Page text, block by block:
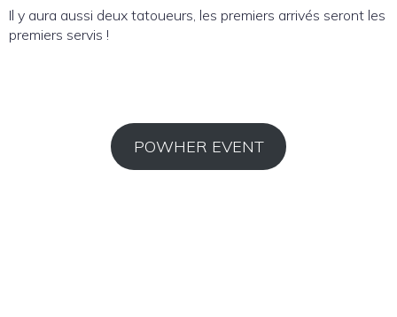
Il y aura aussi deux tatoueurs, les premiers arrivés seront les
premiers servis !
POWHER EVENT